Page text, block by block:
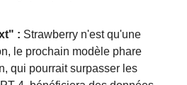
: Strawberry n'est qu'une
le prochain modèle phare
qui pourrait surpasser les